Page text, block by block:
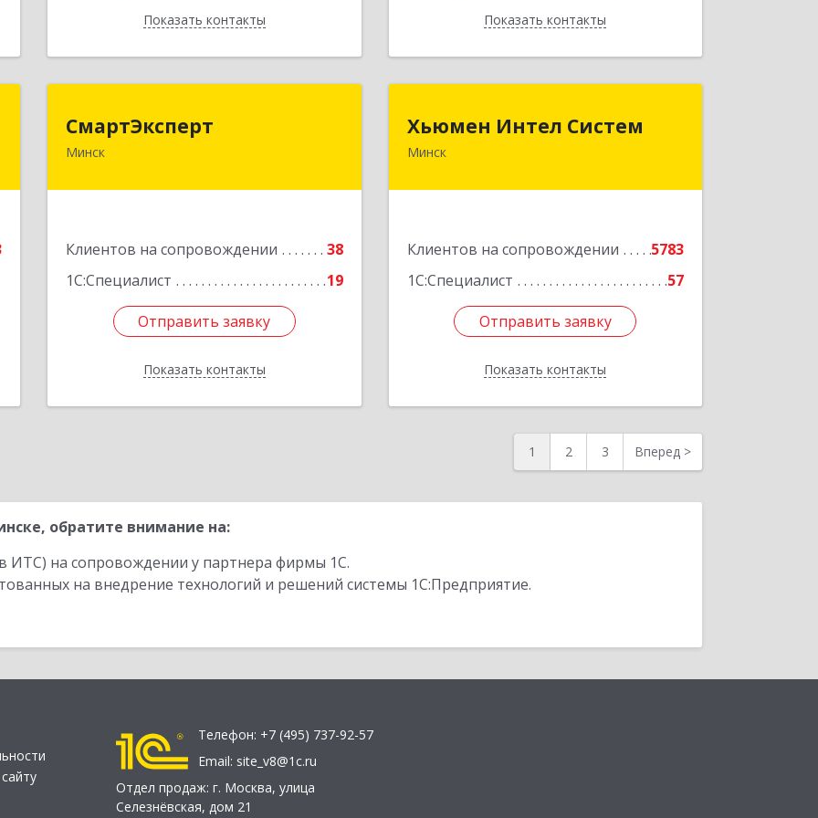
Показать контакты
Назад Показать контакты
Назад
СмартЭксперт
Минск
Клиентов на сопровождении
38
1С:Специалист
19
Отправить заявку
Показать контакты
Подробнее
Отправить заявку
Назад
Хьюмен Интел Систем
Минск
Клиентов на сопровождении
5783
1С:Специалист
57
Отправить заявку
Показать контакты
220083, г. Минск, пр. Дзержинского,
Отправить заявку
Назад
1 2 3 Вперед >
обратите внимание на:
ИТС) на сопровождении у партнера фирмы 1С.
на внедрение технологий и решений системы 1С:Предприятие.
Телефон: +7 (495) 737-92-57
Email: site_v8@1c.ru
Отдел продаж: г. Москва, улица
Селезнёвская, дом 21